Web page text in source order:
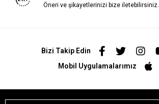
Öneri ve şikayetlerinizi bize iletebilirsiniz.
Bizi Takip Edin
Mobil Uygulamalarımız